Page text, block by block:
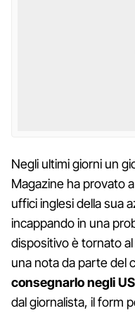
Negli ultimi giorni un
Magazine ha provato
uffici inglesi della sua
incappando in una
dispositivo è tornato
una nota da parte del
consegnarlo negli
dal giornalista, il form